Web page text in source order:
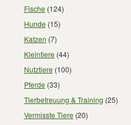
Fische (124)
Hunde (15)
Katzen (7)
Kleintiere (44)
Nutztiere (100)
Pferde (33)
Tierbetreuung & Training (25)
Vermisste Tiere (20)